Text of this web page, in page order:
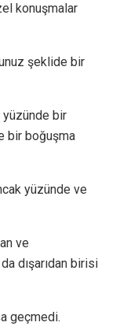
konuşmalar
şeklide bir
bir
bir boğuşma
yüzünde ve
ve
dışarıdan birisi
geçmedi.